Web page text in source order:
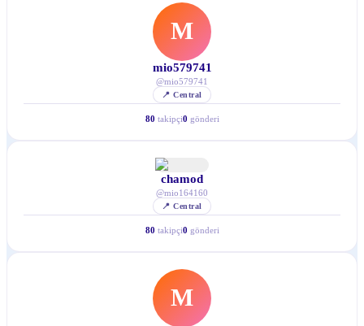
M
mio579741
@mio579741
📍Central
80 takipçi0 gönderi
chamod
@mio164160
📍Central
80 takipçi0 gönderi
M